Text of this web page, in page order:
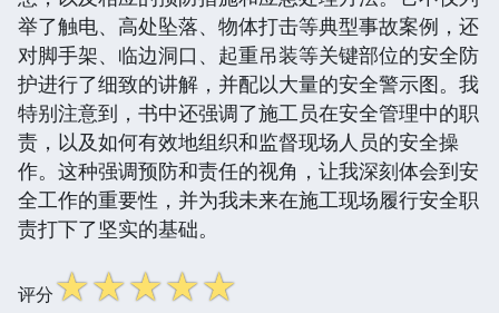
举了触电、高处坠落、物体打击等典型事故案例，还
对脚手架、临边洞口、起重吊装等关键部位的安全防
护进行了细致的讲解，并配以大量的安全警示图。我
特别注意到，书中还强调了施工员在安全管理中的职
责，以及如何有效地组织和监督现场人员的安全操
作。这种强调预防和责任的视角，让我深刻体会到安
全工作的重要性，并为我未来在施工现场履行安全职
责打下了坚实的基础。
评分☆☆☆☆☆